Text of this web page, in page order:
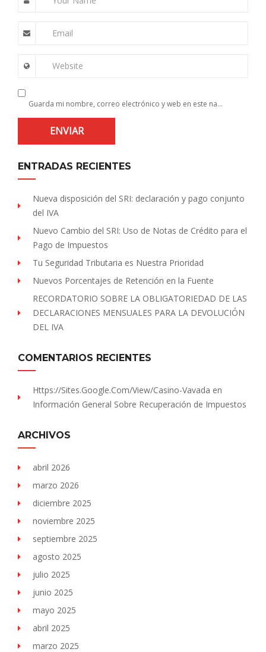
Email
Website
Guarda mi nombre, correo electrónico y web en este navegador para la próxima vez que comente.
ENTRADAS RECIENTES
Nueva disposición del SRI: declaración y pago conjunto
del IVA
Nuevo Cambio del SRI: Uso de Notas de Crédito para el
Pago de Impuestos
Tu Seguridad Tributaria es Nuestra Prioridad
Nuevos Porcentajes de Retención en la Fuente
RECORDATORIO SOBRE LA OBLIGATORIEDAD DE LAS
DECLARACIONES MENSUALES PARA LA DEVOLUCIÓN
DEL IVA
COMENTARIOS RECIENTES
Https://sites.Google.com/view/Casino-Vavada en
Información General Sobre Recuperación de Impuestos
ARCHIVOS
abril 2026
marzo 2026
diciembre 2025
noviembre 2025
septiembre 2025
agosto 2025
julio 2025
junio 2025
mayo 2025
abril 2025
marzo 2025